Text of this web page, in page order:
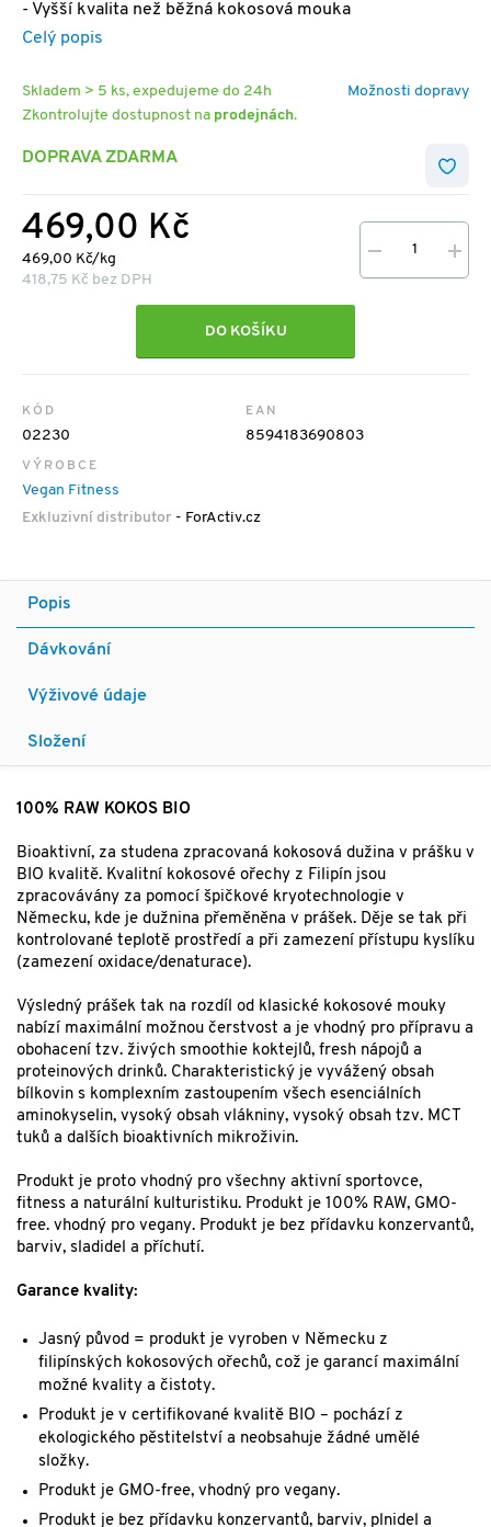
- Vyšší kvalita než běžná kokosová mouka
Celý popis
Možnosti dopravy
Skladem > 5 ks, expedujeme do 24h
Zkontrolujte dostupnost na prodejnách.
DOPRAVA ZDARMA
469,00 Kč
469,00 Kč/kg
418,75 Kč bez DPH
DO KOŠÍKU
KÓD
02230
EAN
8594183690803
VÝROBCE
Vegan Fitness
Exkluzivní distributor - ForActiv.cz
Popis
Dávkování
Výživové údaje
Složení
100% RAW KOKOS BIO
Bioaktivní, za studena zpracovaná kokosová dužina v prášku v
BIO kvalitě. Kvalitní kokosové ořechy z Filipín jsou
zpracovávány za pomocí špičkové kryotechnologie v
Německu, kde je dužnina přeměněna v prášek. Děje se tak při
kontrolované teplotě prostředí a při zamezení přístupu kyslíku
(zamezení oxidace/denaturace).
Výsledný prášek tak na rozdíl od klasické kokosové mouky
nabízí maximální možnou čerstvost a je vhodný pro přípravu a
obohacení tzv. živých smoothie koktejlů, fresh nápojů a
proteinových drinků. Charakteristický je vyvážený obsah
bílkovin s komplexním zastoupením všech esenciálních
aminokyselin, vysoký obsah vlákniny, vysoký obsah tzv. MCT
tuků a dalších bioaktivních mikroživin.
Produkt je proto vhodný pro všechny aktivní sportovce,
fitness a naturální kulturistiku. Produkt je 100% RAW, GMO-
free. vhodný pro vegany. Produkt je bez přídavku konzervantů,
barviv, sladidel a příchutí.
Garance kvality:
Jasný původ = produkt je vyroben v Německu z
filipínských kokosových ořechů, což je garancí maximální
možné kvality a čistoty.
Produkt je v certifikované kvalitě BIO – pochází z
ekologického pěstitelství a neobsahuje žádné umělé
složky.
Produkt je GMO-free, vhodný pro vegany.
Produkt je bez přídavku konzervantů, barviv, plnidel a